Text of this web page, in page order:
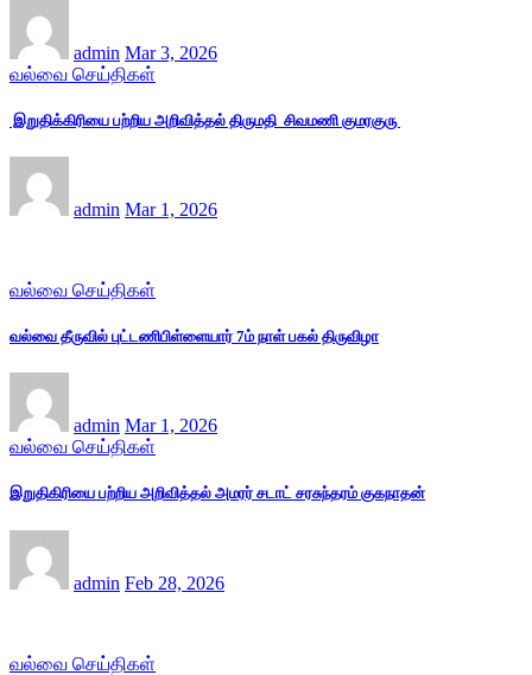
admin Mar 3, 2026
வல்வை செய்திகள்
இறுதிக்கிரியை பற்றிய அறிவித்தல் திருமதி சிவமணி குமரகுரு
admin Mar 1, 2026
வல்வை செய்திகள்
வல்வை தீருவில் புட்டணிபிள்ளையார் 7ம் நாள் பகல் திருவிழா
admin Mar 1, 2026
வல்வை செய்திகள்
இறுதிகிரியை பற்றிய அறிவித்தல் அமரர் சடாட் சரசுந்தரம் குகநாதன்
admin Feb 28, 2026
வல்வை செய்திகள்